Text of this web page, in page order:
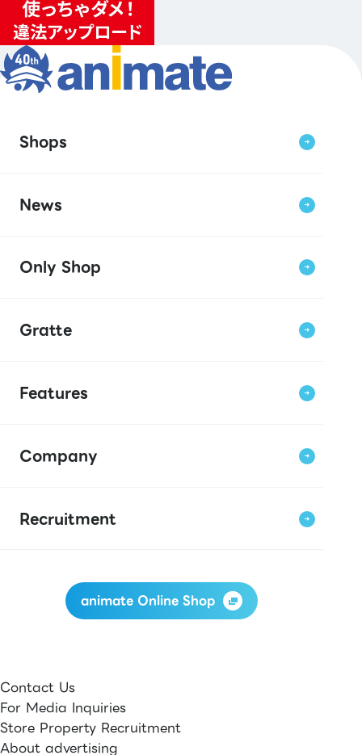
Shops
News
Only Shop
Gratte
Features
Company
Recruitment
animate Online Shop
Contact Us
For Media Inquiries
Store Property Recruitment
About advertising